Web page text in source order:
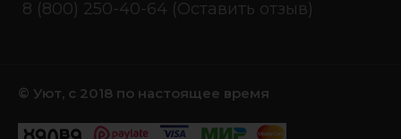
8 (800) 250-40-64 (Оставить отзыв)
© Уют, с 2018 по настоящее время